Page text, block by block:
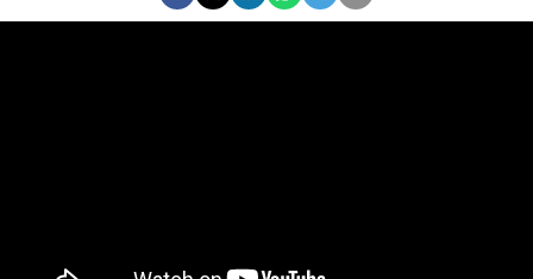
OPINIÓN